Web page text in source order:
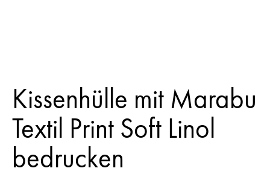
Kissenhülle mit Marabu
Textil Print Soft Linol
bedrucken